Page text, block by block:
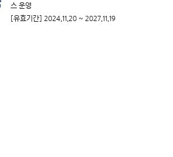
스 운영
[유효기간] 2024.11.20 ~ 2027.11.19